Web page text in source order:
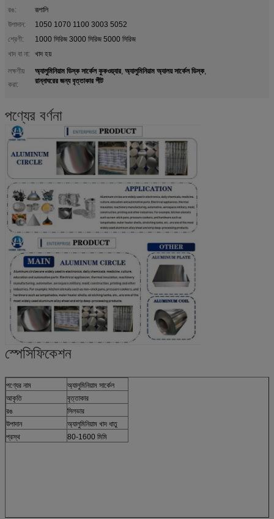
রঙ:
রূপালি
উপাদান:
1050 1070 1100 3003 5052
শ্রেণী:
1000 সিরিজ 3000 সিরিজ 5000 সিরিজ
খাদ বা না:
খাদ হয়
লক্ষণীয়
করা:
অ্যালুমিনিয়াম ডিস্ক সার্কেল কুকওয়্যার, অ্যালুমিনিয়াম অ্যালয় সার্কেল ডিস্ক,
রান্নাঘরের জন্য বৃত্তাকার শীট
পণ্যের বর্ণনা
স্পেসিফিকেশন
পণ্যের নাম
অ্যালুমিনিয়াম সার্কেল
আকৃতি
বৃত্তাকার
রঙ
সিলভার
উপাদান
অ্যালুমিনিয়াম খাদ ধাতু
প্রস্থ
80-1600 মিমি